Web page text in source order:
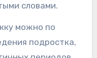
словами.
можно по
подростка,